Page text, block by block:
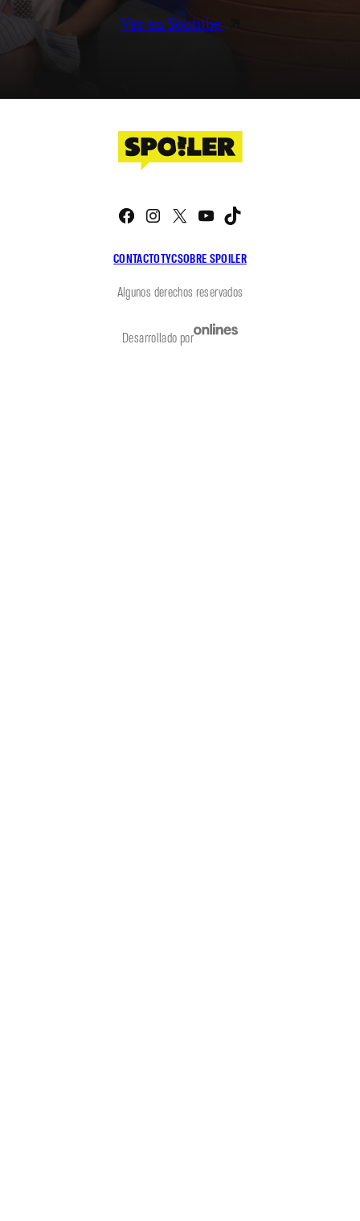
Ver en Youtube
CONTACTOTYCSOBRE SPOILER
Facebook
Instagram
X YouTube
Algunos derechos reservados
Desarrollado por